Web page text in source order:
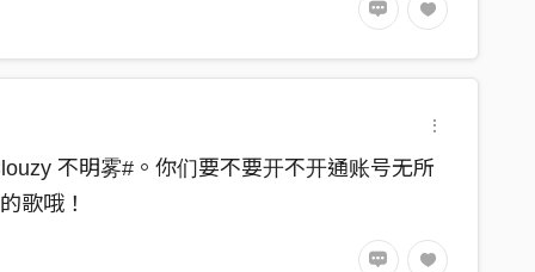
不明雾#。你们要不要开不开通账号无所
歌哦！